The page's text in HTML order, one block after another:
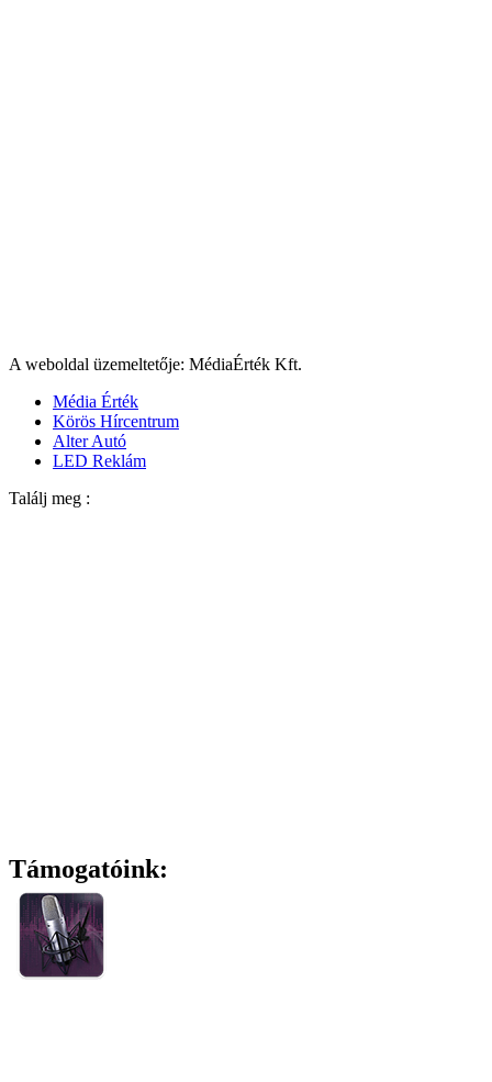
A weboldal üzemeltetője: MédiaÉrték Kft.
Média Érték
Körös Hírcentrum
Alter Autó
LED Reklám
Találj meg :
Támogatóink: